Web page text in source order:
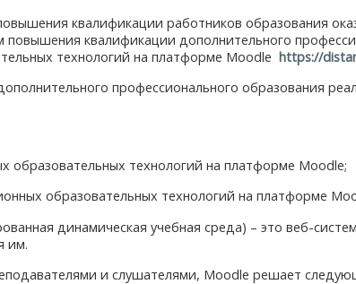
квалификации работников образования
повышения квалификации дополнительного
технологий на платформе Moodle https://
профессионального образования
образовательных технологий на платформе Moodle;
образовательных технологий на платформе
динамическая учебная среда) – это веб-
им.
и слушателями, Moodle решает